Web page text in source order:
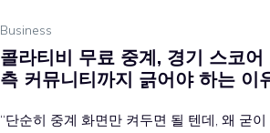
Business
콜라티비 무료 중계, 경기 스코
측 커뮤니티까지 긁어야 하는 이
“단순히 중계 화면만 켜두면 될 텐데, 왜 굳